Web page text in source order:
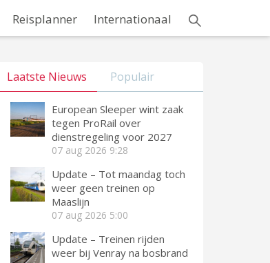
Reisplanner Internationaal
Laatste Nieuws Populair
European Sleeper wint zaak
tegen ProRail over
dienstregeling voor 2027
07 aug 2026 9:28
Update – Tot maandag toch
weer geen treinen op
Maaslijn
07 aug 2026 5:00
Update – Treinen rijden
weer bij Venray na bosbrand